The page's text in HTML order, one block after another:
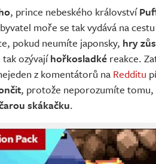
, prince nebeského království
moře se tak vydává na
pokud neumíte japonsky, hry
tak ozývajíhořkosladké reakce.
z komentátorů na Redditu
, protože neporozumíte tomu,
skákačku.